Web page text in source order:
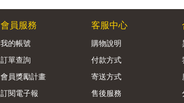
會員服務
我的帳號
訂單查詢
會員獎勵計畫
訂閱電子報
客服中心
購物說明
付款方式
寄送方式
售後服務